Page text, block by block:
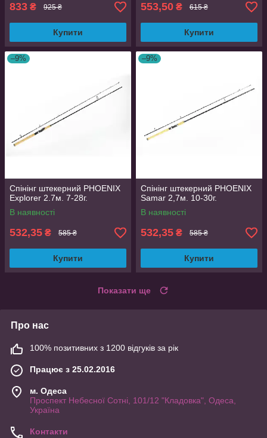
833 ₴ 925 ₴
Купити
553,50 ₴ 615 ₴
Купити
–9%
Спінінг штекерний PHOENIX
Explorer 2.7м. 7-28г.
В наявності
532,35 ₴ 585 ₴
Купити
–9%
Спінінг штекерний PHOENIX
Samar 2,7м. 10-30г.
В наявності
532,35 ₴ 585 ₴
Купити
Показати ще
Про нас
100% позитивних з 1200 відгуків за рік
Працює з 25.02.2016
м. Одеса
Проспект Небесної Сотні, 101/12 "Кладовка", Одеса,
Україна
Контакти